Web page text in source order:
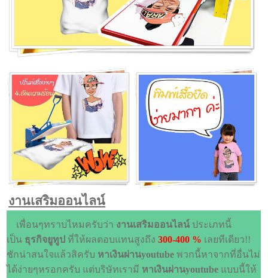
งานเสริมออนไลน์
เพื่อนๆทราบไหมครับว่า งานเสริมออนไลน์ ประเภทนี้
เป็น ธุรกิจยูทูป ที่ให้ผลตอบแทนสูงถึง300-400 % เลยทีเดียว!!
ชักน่าสนใจแล้วสิครับ หาเงินผ่านyoutube พวกนี้หาจากที่อื่นไม่
ได้ง่ายๆหรอกครับ แต่บริษัทเรามี หาเงินผ่านyoutube แบบนี้ให้